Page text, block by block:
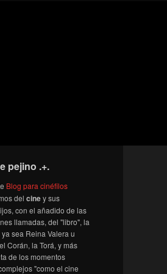
pejino .+.
Blog para cinéfilos
del ciney sus
con el añadido de las
llamadas, del "libro", la
sea Reina Valera u
Corán, la Torá, y más
de los momentos
"como el cine